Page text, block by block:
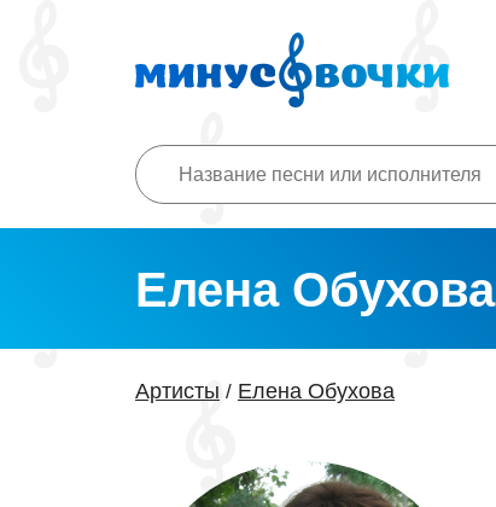
Елена Обухова
Артисты / Елена Обухова